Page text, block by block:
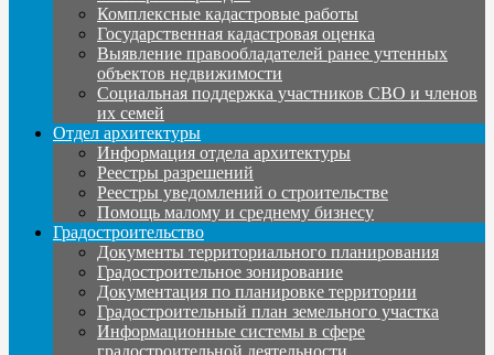
Комплексные кадастровые работы
Государственная кадастровая оценка
Выявление правообладателей ранее учтенных
объектов недвижимости
Социальная поддержка участников СВО и членов
их семей
Отдел архитектуры
Информация отдела архитектуры
Реестры разрешений
Реестры уведомлений о строительстве
Помощь малому и среднему бизнесу
Градостроительство
Документы территориального планирования
Градостроительное зонирование
Документация по планировке территории
Градостроительный план земельного участка
Информационные системы в сфере
градостроительной деятельности